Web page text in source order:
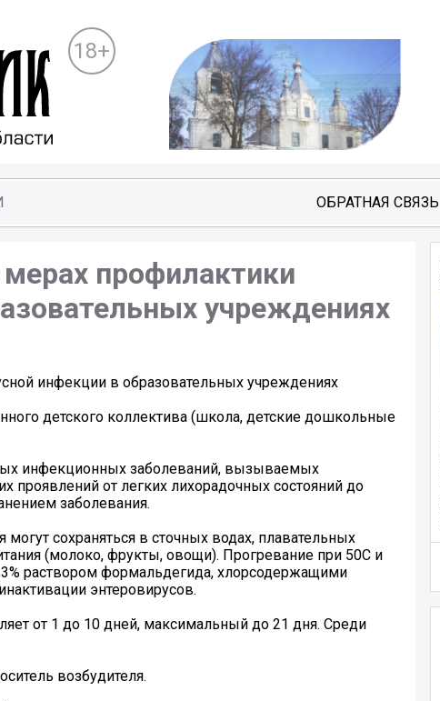
18+
ОБРАТНАЯ СВЯЗЬ
профилактики
учреждениях
инфекции в образовательных учреждениях
детского коллектива (школа, детские дошкольные
инфекционных заболеваний, вызываемых
проявлений от легких лихорадочных состояний до
заболевания.
сохраняться в сточных водах, плавательных
(молоко, фрукты, овощи). Прогревание при 50С и
раствором формальдегида, хлорсодержащими
энтеровирусов.
от 1 до 10 дней, максимальный до 21 дня. Среди
возбудителя.